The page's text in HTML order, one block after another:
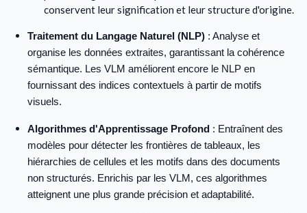
conservent leur signification et leur structure d'origine.
Traitement du Langage Naturel (NLP) : Analyse et
organise les données extraites, garantissant la cohérence
sémantique. Les VLM améliorent encore le NLP en
fournissant des indices contextuels à partir de motifs
visuels.
Algorithmes d'Apprentissage Profond : Entraînent des
modèles pour détecter les frontières de tableaux, les
hiérarchies de cellules et les motifs dans des documents
non structurés. Enrichis par les VLM, ces algorithmes
atteignent une plus grande précision et adaptabilité.